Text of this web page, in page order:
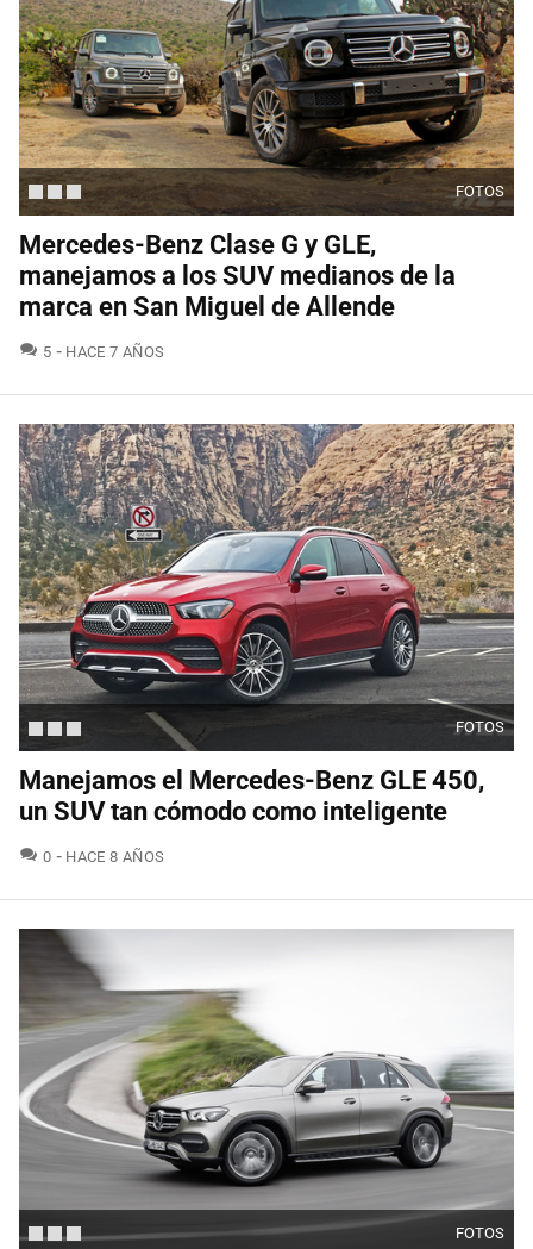
FOTOS
Mercedes-Benz Clase G y GLE,
manejamos a los SUV medianos de la
marca en San Miguel de Allende
5 COMENTARIOS
HACE 7 AÑOS
FOTOS
Manejamos el Mercedes-Benz GLE 450,
un SUV tan cómodo como inteligente
0 COMENTARIOS
HACE 8 AÑOS
FOTOS